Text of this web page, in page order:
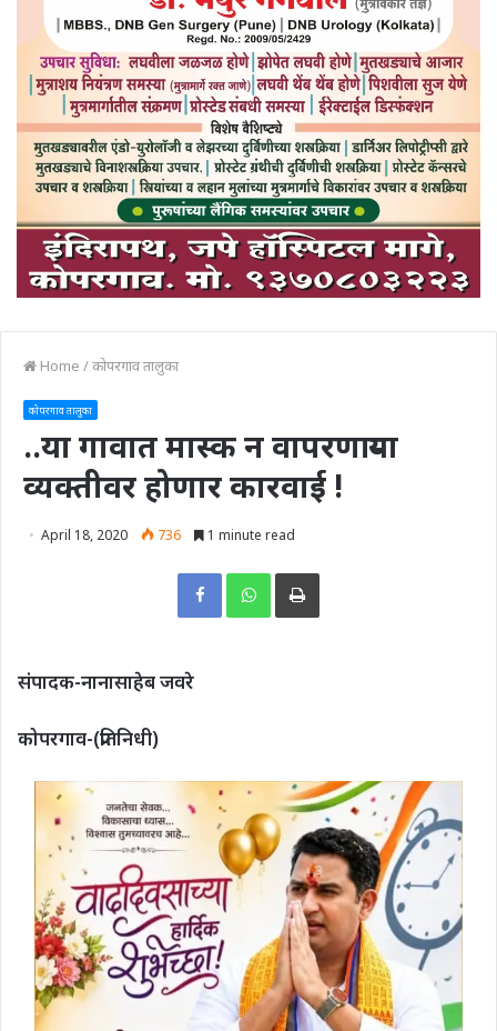
Home /कोपरगाव तालुका
कोपरगाव तालुका
..या गावात मास्क न वापरणाऱ्या
व्यक्तीवर होणार कारवाई !
April 18, 2020 736 1 minute read
Print
संपादक-नानासाहेब जवरे
कोपरगाव-(प्रतिनिधी)